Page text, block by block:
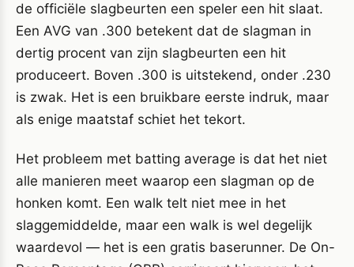
de officiële slagbeurten een speler een hit slaat.
Een AVG van .300 betekent dat de slagman in
dertig procent van zijn slagbeurten een hit
produceert. Boven .300 is uitstekend, onder .230
is zwak. Het is een bruikbare eerste indruk, maar
als enige maatstaf schiet het tekort.
Het probleem met batting average is dat het niet
alle manieren meet waarop een slagman op de
honken komt. Een walk telt niet mee in het
slaggemiddelde, maar een walk is wel degelijk
waardevol — het is een gratis baserunner. De On-